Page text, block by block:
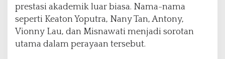
prestasi akademik luar biasa. Nama-nama
seperti Keaton Yoputra, Nany Tan, Antony,
Vionny Lau, dan Misnawati menjadi sorotan
utama dalam perayaan tersebut.